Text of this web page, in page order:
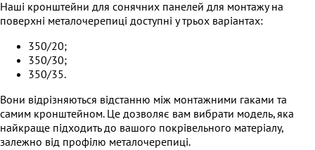
Наші кронштейни для сонячних панелей для монтажу на
поверхні металочерепиці доступні у трьох варіантах:
350/20;
350/30;
350/35.
Вони відрізняються відстанню між монтажними гаками та
самим кронштейном. Це дозволяє вам вибрати модель, яка
найкраще підходить до вашого покрівельного матеріалу,
залежно від профілю металочерепиці.